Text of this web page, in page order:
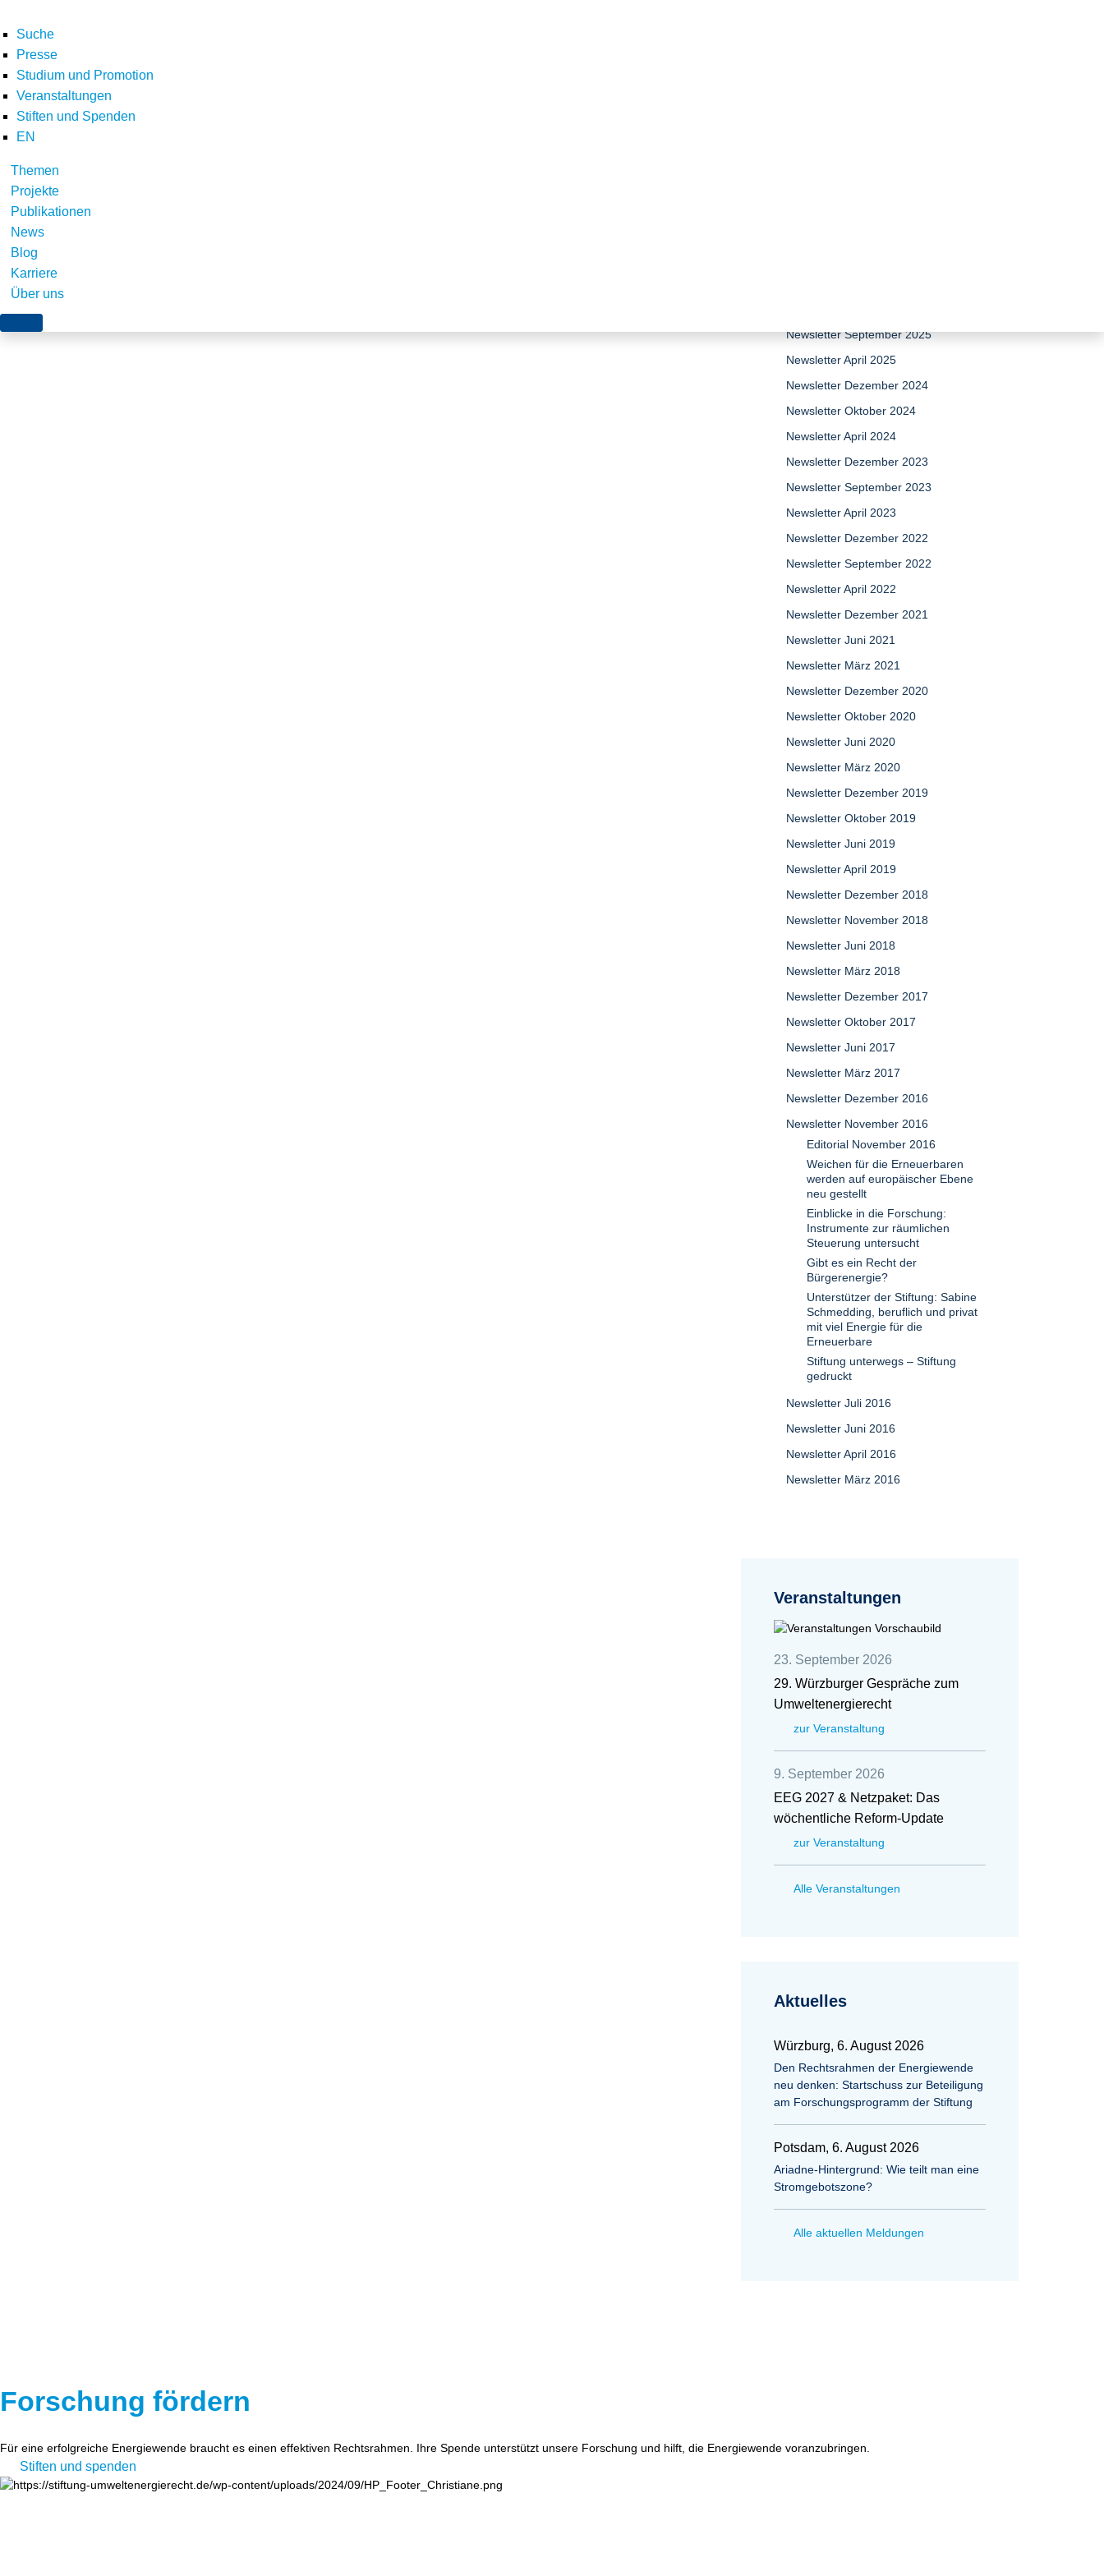
Suche
Presse
Studium und Promotion
Veranstaltungen
Stiften und Spenden
EN
Themen
Projekte
Publikationen
News
Blog
Karriere
Über uns
Home E-Letter Newsletter November 2016
Teilen
Newsletter September 2025
Newsletter April 2025
Newsletter Dezember 2024
Newsletter Oktober 2024
Newsletter April 2024
Newsletter Dezember 2023
Newsletter September 2023
Newsletter April 2023
Newsletter Dezember 2022
Newsletter September 2022
Newsletter April 2022
Newsletter Dezember 2021
Newsletter Juni 2021
Newsletter März 2021
Newsletter Dezember 2020
Newsletter Oktober 2020
Newsletter Juni 2020
Newsletter März 2020
Newsletter Dezember 2019
Newsletter Oktober 2019
Newsletter Juni 2019
Newsletter April 2019
Newsletter Dezember 2018
Newsletter November 2018
Newsletter Juni 2018
Newsletter März 2018
Newsletter Dezember 2017
Newsletter Oktober 2017
Newsletter Juni 2017
Newsletter März 2017
Newsletter Dezember 2016
Newsletter November 2016
Editorial November 2016
Weichen für die Erneuerbaren
werden auf europäischer Ebene
neu gestellt
Einblicke in die Forschung:
Instrumente zur räumlichen
Steuerung untersucht
Gibt es ein Recht der
Bürgerenergie?
Unterstützer der Stiftung: Sabine
Schmedding, beruflich und privat
mit viel Energie für die
Erneuerbare
Stiftung unterwegs – Stiftung
gedruckt
Newsletter Juli 2016
Newsletter Juni 2016
Newsletter April 2016
Newsletter März 2016
Veranstaltungen
23. September 2026
29. Würzburger Gespräche zum
Umweltenergierecht
zur Veranstaltung
9. September 2026
EEG 2027 & Netzpaket: Das
wöchentliche Reform-Update
zur Veranstaltung
Alle Veranstaltungen
Aktuelles
Würzburg, 6. August 2026
Den Rechtsrahmen der Energiewende
neu denken: Startschuss zur Beteiligung
am Forschungsprogramm der Stiftung
Potsdam, 6. August 2026
Ariadne-Hintergrund: Wie teilt man eine
Stromgebotszone?
Alle aktuellen Meldungen
Forschung fördern
Für eine erfolgreiche Energiewende braucht es einen effektiven Rechtsrahmen. Ihre Spende unterstützt unsere Forschung und hilft, die Energiewende voranzubringen.
Stiften und spenden